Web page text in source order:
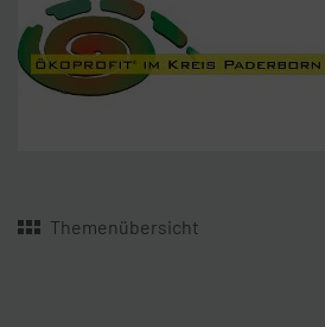
Themenübersicht